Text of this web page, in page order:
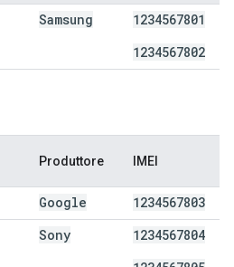
Samsung
1234567801
1234567802
Produttore IMEI
Google 1234567803
Sony
1234567804